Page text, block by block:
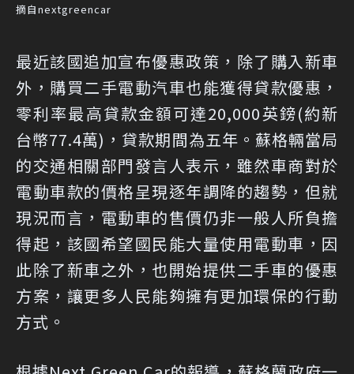
摘自nextgreencar
最近該國追加宣布優惠政策，除了購入新車
外，購買二手電動汽車也能獲得貸款優惠，
零利率最高貸款金額可達20,000英鎊(約新
台幣77.4萬)，貸款期間為五年。蘇格輛當局
的交通相關部門發言人表示，雖然車商對於
電動車款的價格呈現逐年調降的趨勢，但就
現況而言，電動車的售價仍非一般人所負擔
得起，該國希望國民能大量使用電動車，因
此除了新車之外，也開始提供二手車的優惠
方案，讓更多人民能夠擁有更加環保的行動
方式。